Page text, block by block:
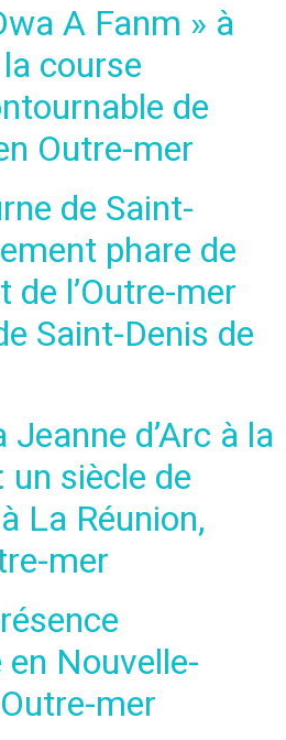
A Fanm » à
course
de
Outre-mer
de Saint-
phare de
de l’Outre-mer
Saint-Denis de
d’Arc à la
un siècle de
La Réunion,
mer
en Nouvelle-
mer